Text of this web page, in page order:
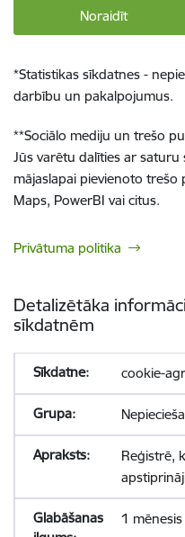
Noraidīt
*Statistikas sīkdatnes -
darbību un pakalpojumus.
**Sociālo mediju un trešo
Jūs varētu dalīties ar saturu
mājaslapai pievienoto
Maps, PowerBI vai citus.
Privātuma politika
Detalizētāka
sīkdatnēm
cookie-
Reģistrē,
1 mēnesis